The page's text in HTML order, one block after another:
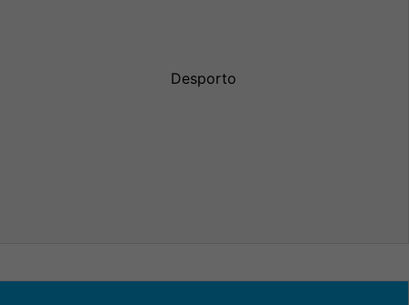
Desporto